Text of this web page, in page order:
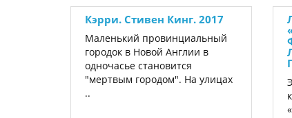
Кэрри. Стивен Кинг. 2017
Маленький провинциальный
городок в Новой Англии в
одночасье становится
"мертвым городом". На улицах
..